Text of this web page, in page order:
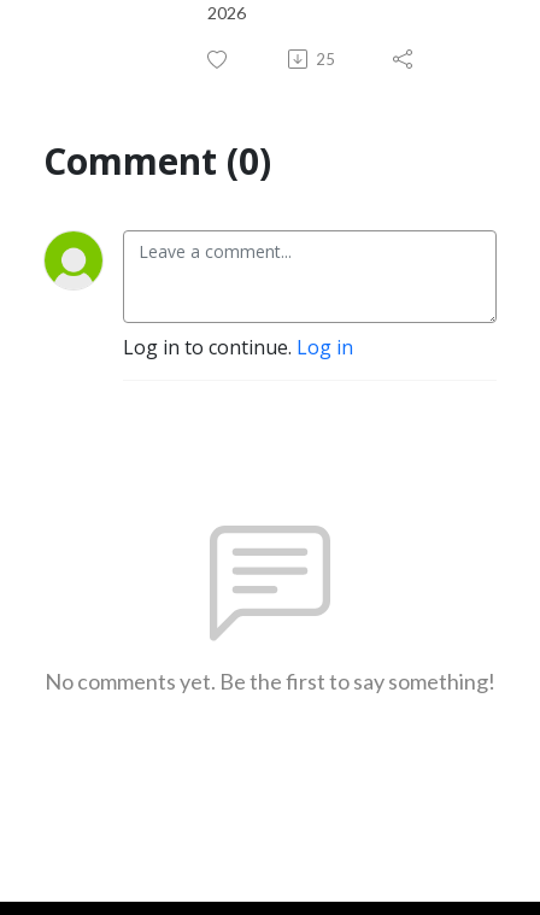
2026
25
Comment (0)
Log in to continue. Log in
No comments yet. Be the first to say something!